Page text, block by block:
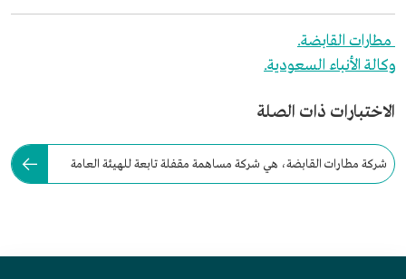
مطارات القابضة.
وكالة الأنباء السعودية.
الاختبارات ذات الصلة
شركة مطارات القابضة، هي شركة مساهمة مقفلة تابعة للهيئة العامة